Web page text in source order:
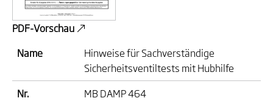
PDF-Vorschau
Name
Hinweise für Sachverständige
Sicherheitsventiltests mit Hubhilfe
Nr.
MB DAMP 464